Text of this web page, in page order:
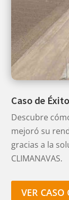
Caso de
Descubre
mejoró su
gracias a la
CLIMANAVAS.
VER CASO